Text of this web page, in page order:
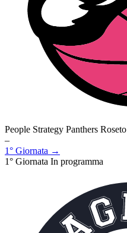
People Strategy Panthers Roseto
–
1° Giornata →
1° Giornata In programma